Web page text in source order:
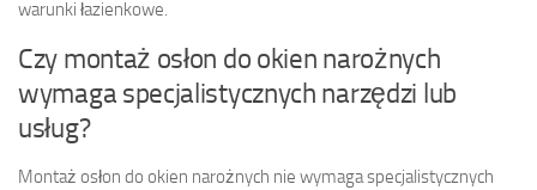
warunki łazienkowe.
Czy montaż osłon do okien narożnych
wymaga specjalistycznych narzędzi lub
usług?
Montaż osłon do okien narożnych nie wymaga specjalistycznych